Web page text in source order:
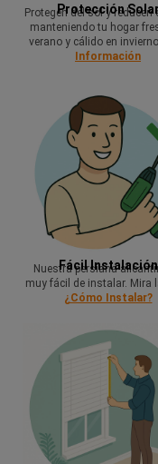
Protección
Protegen del sol y reducen
manteniendo tu hogar
verano y cálido en
Información
Fácil Instalación
Nuestra persiana
muy fácil de instalar. Mira
¿Cómo Instalar?